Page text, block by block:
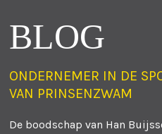
BLOG
ONDERNEMER IN DE
VAN PRINSENZWAM
De boodschap van Han